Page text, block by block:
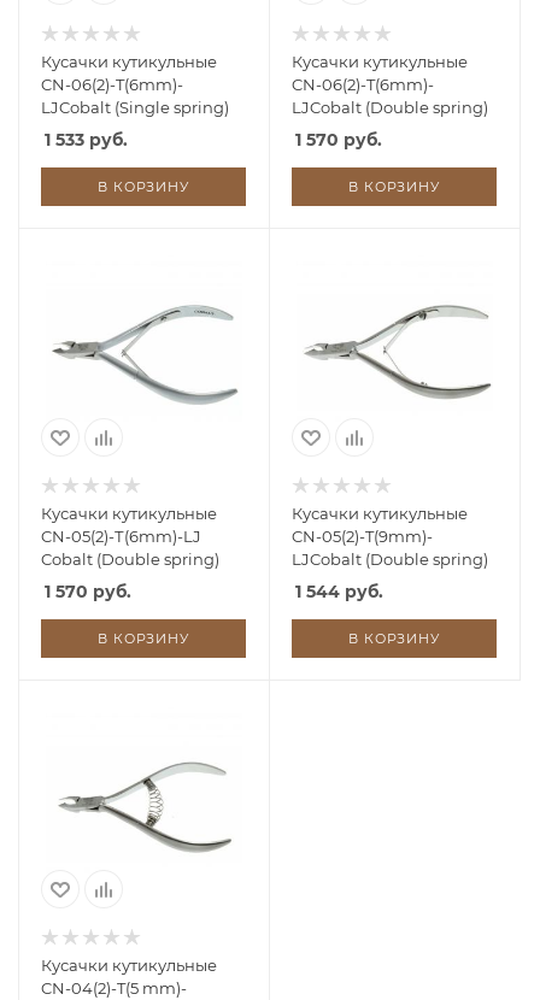
Кусачки кутикульные
CN-06(2)-T(6mm)-
LJCobalt (Single spring)
1 533 руб.
В КОРЗИНУ
Кусачки кутикульные
CN-06(2)-T(6mm)-
LJCobalt (Double spring)
1 570 руб.
В КОРЗИНУ
Кусачки кутикульные
CN-05(2)-Т(6mm)-LJ
Cobalt (Double spring)
1 570 руб.
В КОРЗИНУ
Кусачки кутикульные
CN-05(2)-T(9mm)-
LJCobalt (Double spring)
1 544 руб.
В КОРЗИНУ
Кусачки кутикульные
CN-04(2)-T(5 mm)-